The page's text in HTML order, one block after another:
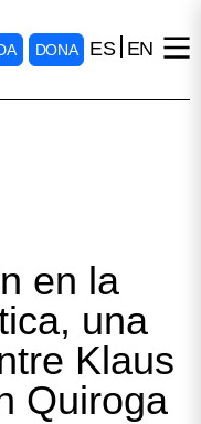
DONA ES EN
en la
una
Klaus
Quiroga